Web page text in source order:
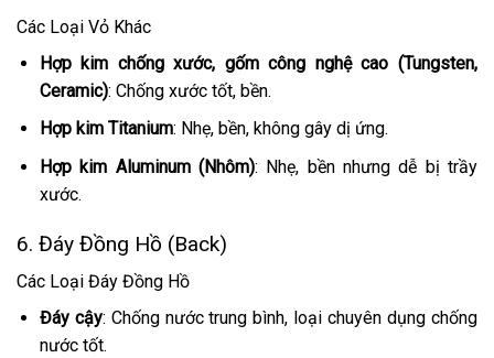
Các Loại Vỏ Khác
Hợp kim chống xước, gốm công nghệ cao (Tungsten,
Ceramic): Chống xước tốt, bền.
Hợp kim Titanium: Nhẹ, bền, không gây dị ứng.
Hợp kim Aluminum (Nhôm): Nhẹ, bền nhưng dễ bị trầy
xước.
6. Đáy Đồng Hồ (Back)
Các Loại Đáy Đồng Hồ
Đáy cậy: Chống nước trung bình, loại chuyên dụng chống
nước tốt.